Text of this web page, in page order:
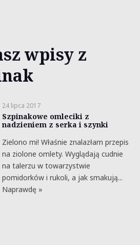
wpisy z
24 lipca 2017
Szpinakowe omleciki z
nadzieniem z serka i szynki
Zielono mi! Właśnie znalazłam przepis
na ziolone omlety. Wyglądają cudnie
na talerzu w towarzystwie
pomidorków i rukoli, a jak smakują...
Naprawdę »